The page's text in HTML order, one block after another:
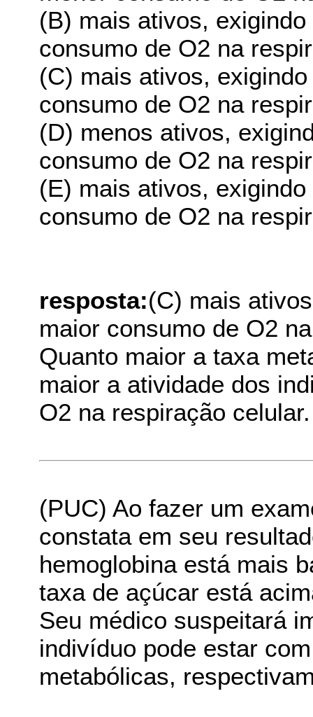
(B) mais ativos,
consumo de O2 na
(C) mais ativos,
consumo de O2 na
(D) menos ativos,
consumo de O2 na
(E) mais ativos,
consumo de O2 na
resposta:(C) mais
maior consumo de O2
Quanto maior a taxa
maior a atividade dos
O2 na respiração celular.
(PUC) Ao fazer um
constata em seu
hemoglobina está mais
taxa de açúcar está
Seu médico suspeitará
indivíduo pode estar
metabólicas,